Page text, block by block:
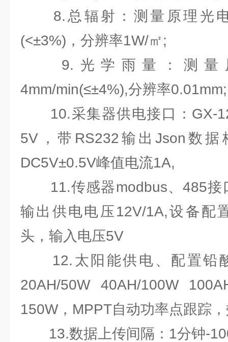
8.总辐射：测量原理光电
(<±3%)，分辨率1W/㎡;
9.光学雨量：测量
4mm/min(≤±4%),分辨率0.01mm;
10.采集器供电接口：GX-
5V，带RS232输出Json数
DC5V±0.5V峰值电流1A,
11.传感器modbus、485接
输出供电电压12V/1A,设备配
头，输入电压5V
12.太阳能供电、配置铅
20AH/50W 40AH/100W
150W，MPPT自动功率点跟踪
13.数据上传间隔：1分钟-